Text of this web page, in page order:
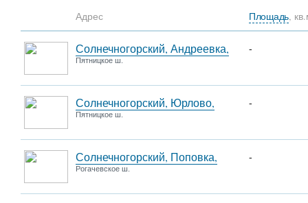
Адрес Площадь,
Солнечногорский, Андреевка,
Пятницкое ш.
-
Солнечногорский, Юрлово,
Пятницкое ш.
-
Солнечногорский, Поповка,
Рогачевское ш.
-